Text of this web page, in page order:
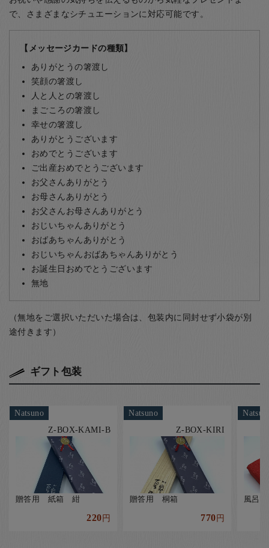
で、さまざまなシチュエーションに対応可能です。
【メッセージカードの種類】
ありがとうの箸渡し
笑顔の箸渡し
人と人との箸渡し
まごころの箸渡し
幸せの箸渡し
ありがとうございます
おめでとうございます
ご出産おめでとうございます
お父さんありがとう
お母さんありがとう
お父さんお母さんありがとう
おじいちゃんありがとう
おばあちゃんありがとう
おじいちゃんおばあちゃんありがとう
お誕生日おめでとうございます
無地
（無地をご選択いただいた場合は、包装内に同封せず小袋が別
途付きます）
ギフト包装
Natsuno
Z-BOX-KAMI-B
贈答用 紙箱 紺
220円
Natsuno
Z-BOX-KIRI
贈答用 桐箱
770円
風呂